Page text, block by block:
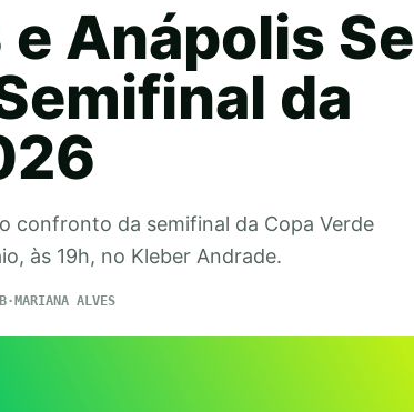
Anápolis Se
da
confronto da semifinal da Copa Verde
às 19h, no Kleber Andrade.
MARIANA ALVES